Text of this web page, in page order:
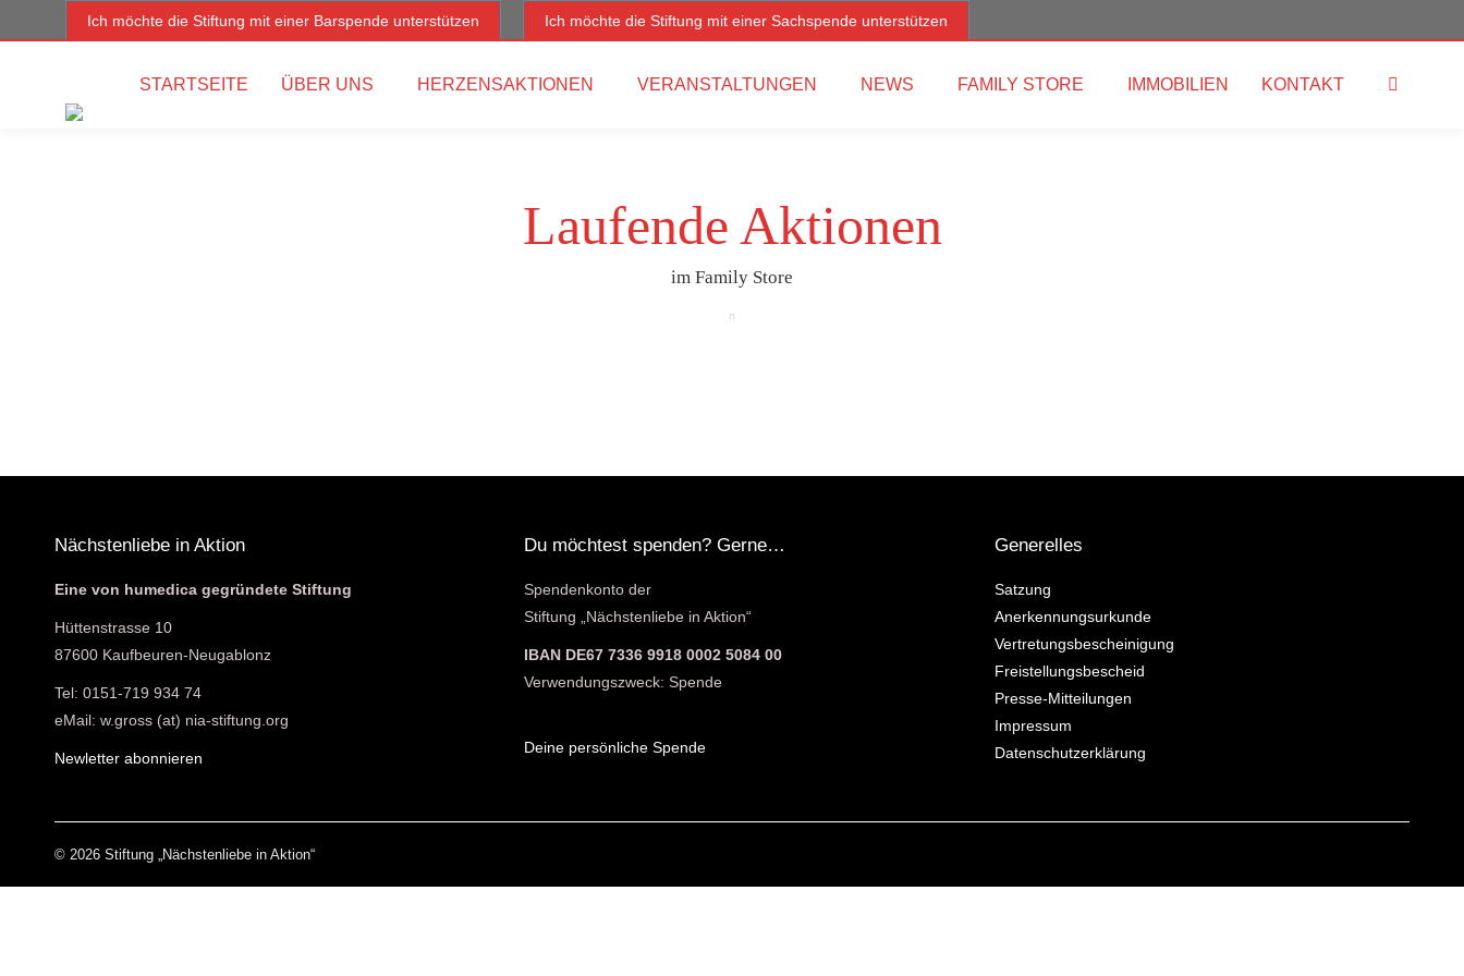
Ich möchte die Stiftung mit einer Barspende unterstützen Ich möchte die Stiftung mit einer Sachspende unterstützen
STARTSEITE ÜBER UNS HERZENSAKTIONEN VERANSTALTUNGEN NEWS FAMILY STORE IMMOBILIEN KONTAKT Search:
Laufende Aktionen
im Family Store
Nächstenliebe in Aktion
Eine von humedica gegründete Stiftung
Hüttenstrasse 10
87600 Kaufbeuren-Neugablonz
Tel: 0151-719 934 74
eMail: w.gross (at) nia-stiftung.org
Newletter abonnieren
Du möchtest spenden? Gerne…
Spendenkonto der
Stiftung „Nächstenliebe in Aktion“
IBAN DE67 7336 9918 0002 5084 00
Verwendungszweck: Spende
Deine persönliche Spende
Generelles
Satzung
Anerkennungsurkunde
Vertretungsbescheinigung
Freistellungsbescheid
Presse-Mitteilungen
Impressum
Datenschutzerklärung
© 2026 Stiftung „Nächstenliebe in Aktion“